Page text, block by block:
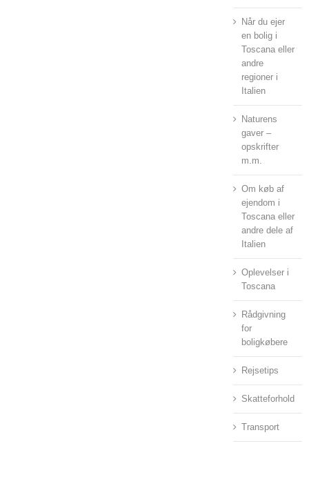
Når du ejer
en bolig i
Toscana eller
andre
regioner i
Italien
Naturens
gaver –
opskrifter
m.m.
Om køb af
ejendom i
Toscana eller
andre dele af
Italien
Oplevelser i
Toscana
Rådgivning
for
boligkøbere
Rejsetips
Skatteforhold
Transport